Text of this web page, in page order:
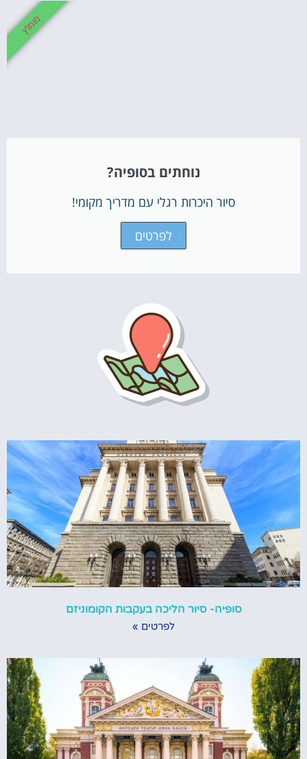
נוחתים בסופיה?
סיור היכרות רגלי עם מדריך מקומי!
לפרטים
מומלץ
סופיה- סיור הליכה בעקבות הקומוניזם
לפרטים »